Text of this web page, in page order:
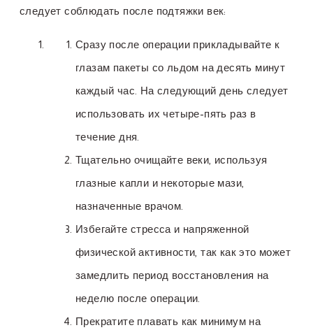
следует соблюдать после подтяжки век:
Сразу после операции прикладывайте к
глазам пакеты со льдом на десять минут
каждый час. На следующий день следует
использовать их четыре-пять раз в
течение дня.
Тщательно очищайте веки, используя
глазные капли и некоторые мази,
назначенные врачом.
Избегайте стресса и напряженной
физической активности, так как это может
замедлить период восстановления на
неделю после операции.
Прекратите плавать как минимум на